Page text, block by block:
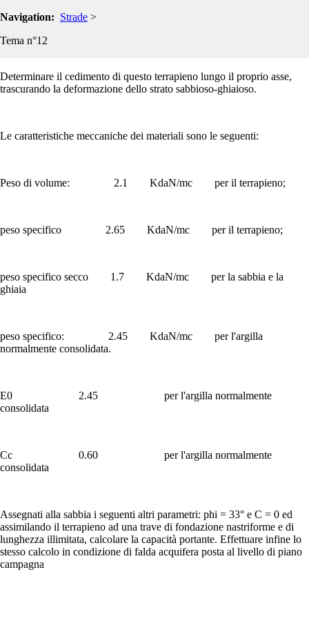
Navigation: Strade >
Tema n°12
Si abbia un terrapieno autostradale disposto sul terrapieno in figura,
Determinare il cedimento di questo terrapieno lungo il proprio asse,
trascurando la deformazione dello strato sabbioso-ghiaioso.
Le caratteristiche meccaniche dei materiali sono le seguenti:
Peso di volume: 2.1 KdaN/mc per il terrapieno;
peso specifico 2.65 KdaN/mc per il terrapieno;
peso specifico secco 1.7 KdaN/mc per la sabbia e la
ghiaia
peso specifico: 2.45 KdaN/mc per l'argilla
normalmente consolidata.
E0 2.45 per l'argilla normalmente
consolidata
Cc 0.60 per l'argilla normalmente
consolidata
Assegnati alla sabbia i seguenti altri parametri: phi = 33° e C = 0 ed
assimilando il terrapieno ad una trave di fondazione nastriforme e di
lunghezza illimitata, calcolare la capacità portante. Effettuare infine lo
stesso calcolo in condizione di falda acquifera posta al livello di piano
campagna